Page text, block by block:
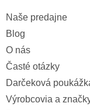
Naše predajne
Blog
O nás
Časté otázky
Darčeková
Výrobcovia a